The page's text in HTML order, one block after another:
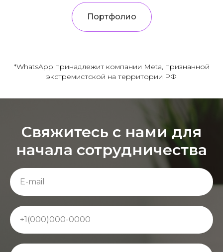
Портфолио
*WhatsApp принадлежит компании Meta, признанной
экстремистской на территории РФ
Свяжитесь с нами для
начала сотрудничества